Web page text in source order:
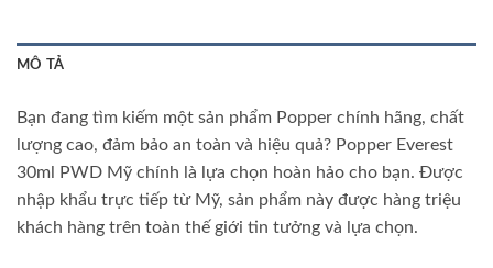
MÔ TẢ
Bạn đang tìm kiếm một sản phẩm Popper chính hãng, chất
lượng cao, đảm bảo an toàn và hiệu quả? Popper Everest
30ml PWD Mỹ chính là lựa chọn hoàn hảo cho bạn. Được
nhập khẩu trực tiếp từ Mỹ, sản phẩm này được hàng triệu
khách hàng trên toàn thế giới tin tưởng và lựa chọn.